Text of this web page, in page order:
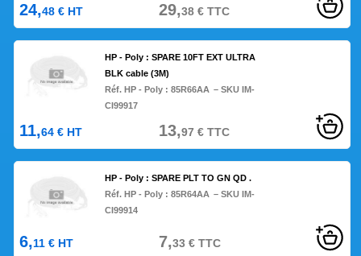
24,48 € HT 29,38€TTC
HP - Poly : SPARE 10FT EXT ULTRA
BLK cable (3M)
Réf. HP - Poly :85R66AA – SKU IM-
CI99917
11,64 € HT 13,97 €TTC
HP - Poly : SPARE PLT TO GN QD .
Réf. HP - Poly :85R64AA – SKU IM-
CI99914
6,11 € HT 7,33€TTC